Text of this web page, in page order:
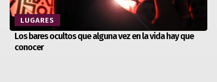
LUGARES
Los bares ocultos que alguna vez en la vida hay que
conocer